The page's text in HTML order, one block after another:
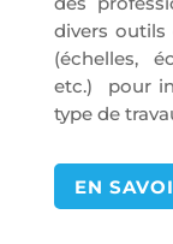
divers outils
(échelles,
etc.) pour
type de
EN